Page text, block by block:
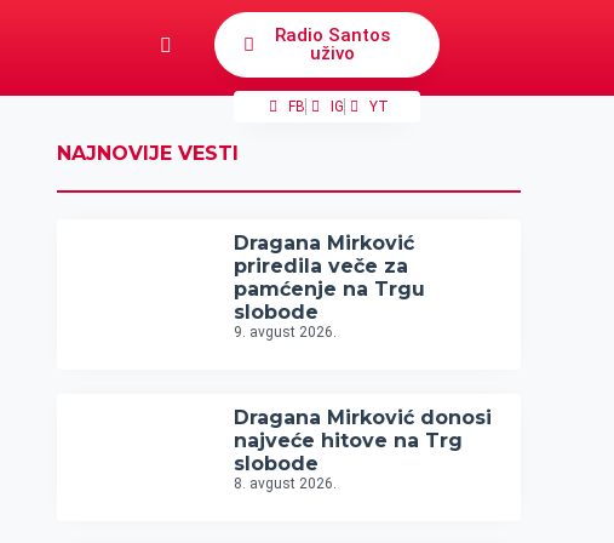
Radio Santos
uživo
FB IG YT
NAJNOVIJE VESTI
Dragana Mirković
priredila veče za
pamćenje na Trgu
slobode
9. avgust 2026.
Dragana Mirković donosi
najveće hitove na Trg
slobode
8. avgust 2026.